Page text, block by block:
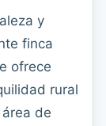
y
finca
ofrece
rural
de